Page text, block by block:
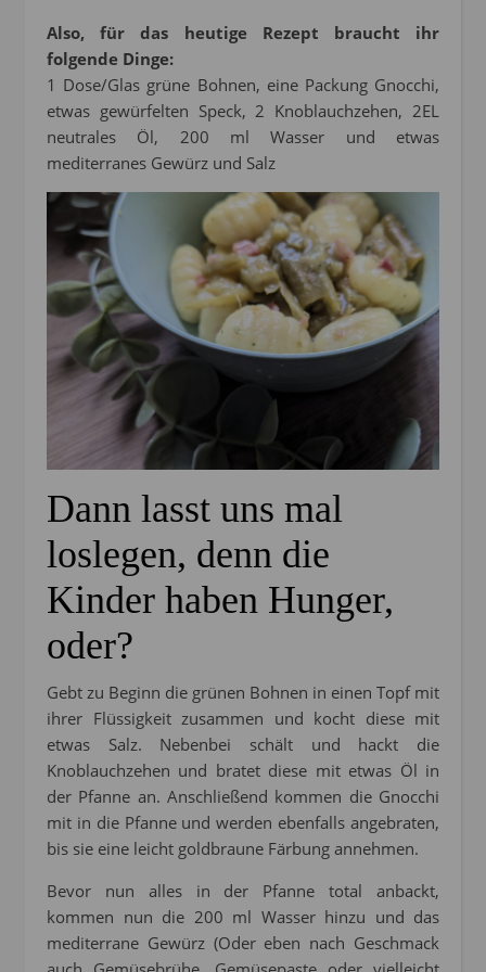
Also, für das heutige Rezept braucht ihr
folgende Dinge:
1 Dose/Glas grüne Bohnen, eine Packung Gnocchi,
etwas gewürfelten Speck, 2 Knoblauchzehen, 2EL
neutrales Öl, 200 ml Wasser und etwas
mediterranes Gewürz und Salz
Dann lasst uns mal
loslegen, denn die
Kinder haben Hunger,
oder?
Gebt zu Beginn die grünen Bohnen in einen Topf mit
ihrer Flüssigkeit zusammen und kocht diese mit
etwas Salz. Nebenbei schält und hackt die
Knoblauchzehen und bratet diese mit etwas Öl in
der Pfanne an. Anschließend kommen die Gnocchi
mit in die Pfanne und werden ebenfalls angebraten,
bis sie eine leicht goldbraune Färbung annehmen.
Bevor nun alles in der Pfanne total anbackt,
kommen nun die 200 ml Wasser hinzu und das
mediterrane Gewürz (Oder eben nach Geschmack